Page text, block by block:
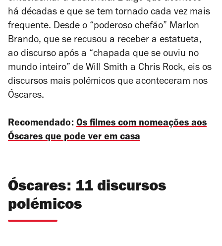
há décadas e que se tem tornado cada vez mais
frequente. Desde o “poderoso chefão” Marlon
Brando, que se recusou a receber a estatueta,
ao discurso após a “chapada que se ouviu no
mundo inteiro” de Will Smith a Chris Rock, eis os
discursos mais polémicos que aconteceram nos
Óscares.
Recomendado: Os filmes com nomeações aos
Óscares que pode ver em casa
Óscares: 11 discursos
polémicos